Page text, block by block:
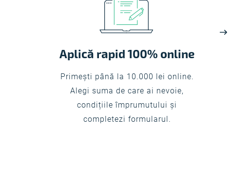
Aplică rapid 100% online
Primești până la 10.000 lei online.
Alegi suma de care ai nevoie,
condițiile împrumutului şi
completezi formularul.